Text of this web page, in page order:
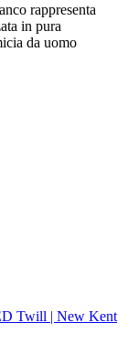
rappresenta
in pura
da uomo
Twill | New Kent